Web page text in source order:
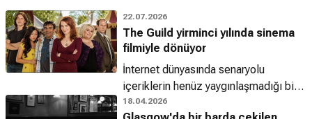
22.07.2026
The Guild yirminci yılında sinema
filmiyle dönüyor
İnternet dünyasında senaryolu
içeriklerin henüz yaygınlaşmadığı bir
dönemde izleyiciyle buluşan The
18.04.2026